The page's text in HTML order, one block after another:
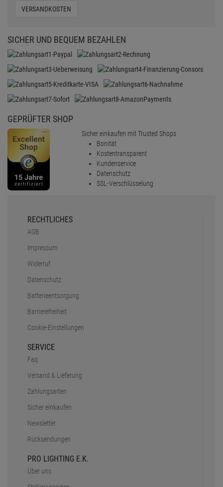
VERSANDKOSTEN
SICHER UND BEQUEM BEZAHLEN
GEPRÜFTER SHOP
Sicher einkaufen mit Trusted Shops
Bonität
Kostentransparent
Kundenservice
Datenschutz
SSL-Verschlüsselung
RECHTLICHES
AGB
Impressum
Widerruf
Datenschutz
Batterieentsorgung
Barrierefreiheit
Cookie-Einstellungen
SERVICE
Faq
Versand & Lieferung
Zahlungsarten
Sicher einkaufen
Newsletter
Rücksendungen
PRO LIGHTING E.K.
Über uns